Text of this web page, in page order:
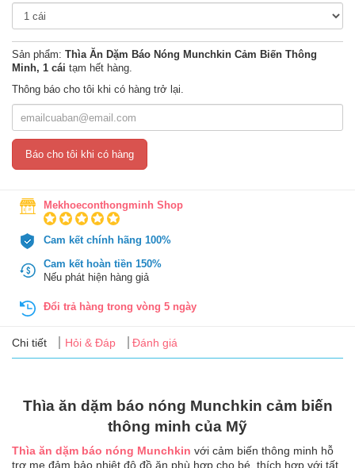
bố
dùng
trong
Tin
tức
Sản phẩm: Thìa Ăn Dặm Báo Nóng Munchkin Cảm Biến Thông
Minh, 1 cái tạm hết hàng.
Thông báo cho tôi khi có hàng trở lại.
Báo cho tôi khi có hàng
Mekhoeconthongminh Shop
Cam kết chính hãng 100%
Cam kết hoàn tiền 150%
Nếu phát hiện hàng giả
Đổi trả hàng trong vòng 5 ngày
Chi tiết Hỏi & Đáp Đánh giá
Thìa ăn dặm báo nóng Munchkin cảm biến
thông minh của Mỹ
Thìa ăn dặm báo nóng Munchkin với cảm biến thông minh hỗ
trợ mẹ đảm bảo nhiệt độ đồ ăn phù hợp cho bé, thích hợp với tất